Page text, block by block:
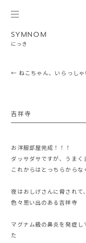
SYMNOM
にっき
Post navigation
← ねこちゃん、いらっしゃ
吉祥寺
お洋服部屋完成！！！
ダッサダサですが、うまく
これからはとっちらからな
夜はおしげさんに脅されて
色々思い出のある吉祥寺
マグナム級の鼻炎を発症し
た